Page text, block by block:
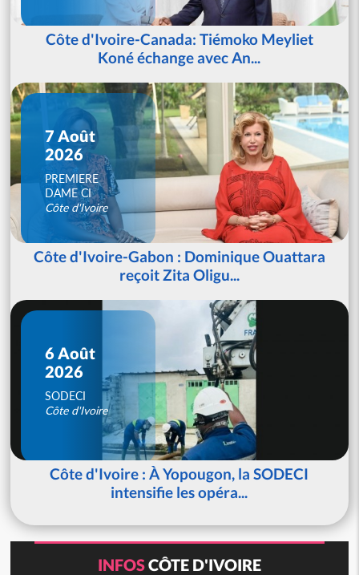
Côte d'Ivoire-Canada: Tiémoko Meyliet
Koné échange avec An...
7 Août
2026
PREMIERE
DAME CI
Côte d'Ivoire
Côte d'Ivoire-Gabon : Dominique Ouattara
reçoit Zita Oligu...
6 Août
2026
SODECI
Côte d'Ivoire
Côte d'Ivoire : À Yopougon, la SODECI
intensifie les opéra...
INFOSCÔTE D'IVOIRE